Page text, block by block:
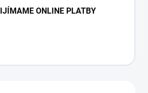
ONLINE PLATBY